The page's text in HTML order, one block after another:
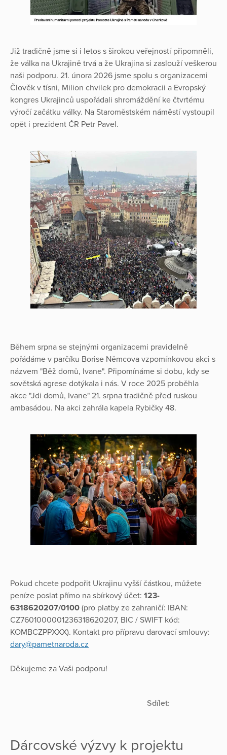
Již tradičně jsme si i letos s širokou veřejností připomněli,
že válka na Ukrajině trvá a že Ukrajina si zaslouží veškerou
naši podporu. 21. února 2026 jsme spolu s organizacemi
Člověk v tísni, Milion chvilek pro demokracii a Evropský
kongres Ukrajinců uspořádali shromáždění ke čtvrtému
výročí začátku války. Na Staroměstském náměstí vystoupil
opět i prezident ČR Petr Pavel.
Během srpna se stejnými organizacemi pravidelně
pořádáme v parčíku Borise Němcova vzpomínkovou akci s
názvem "Běž domů, Ivane". Připomínáme si dobu, kdy se
sovětská agrese dotýkala i nás. V roce 2025 proběhla
akce "Jdi domů, Ivane" 21. srpna tradičně před ruskou
ambasádou. Na akci zahrála kapela Rybičky 48.
Pokud chcete podpořit Ukrajinu vyšší částkou, můžete
peníze poslat přímo na sbírkový účet: 123-
6318620207/0100 (pro platby ze zahraničí: IBAN:
CZ7601000001236318620207, BIC / SWIFT kód:
KOMBCZPPXXX). Kontakt pro přípravu darovací smlouvy:
dary@pametnaroda.cz
Děkujeme za Vaši podporu!
Sdílet:
Dárcovské výzvy k projektu